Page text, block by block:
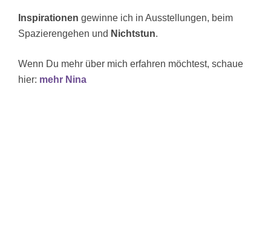
Inspirationen gewinne ich in Ausstellungen, beim
Spazierengehen und Nichtstun.
Wenn Du mehr über mich erfahren möchtest, schaue
hier: mehr Nina